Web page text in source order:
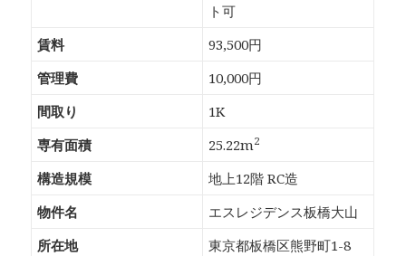
ト可
賃料
93,500円
管理費
10,000円
間取り
1K
専有面積
25.22m2
構造規模
地上12階 RC造
物件名
エスレジデンス板橋大山
所在地
東京都板橋区熊野町1-8